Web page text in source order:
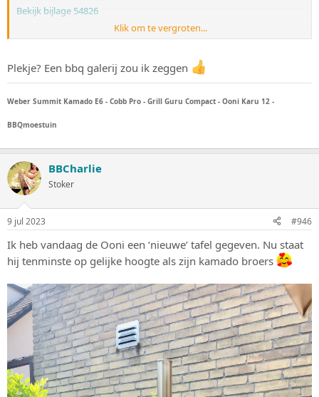
Bekijk bijlage 54826
Bekijk bijlage 54827
Klik om te vergroten...
Plekje? Een bbq galerij zou ik zeggen
Weber Summit Kamado E6 - Cobb Pro - Grill Guru Compact - Ooni Karu 12 -
BBQmoestuin
BBCharlie
Stoker
9 jul 2023 #946
Ik heb vandaag de Ooni een ‘nieuwe’ tafel gegeven. Nu staat
hij tenminste op gelijke hoogte als zijn kamado broers